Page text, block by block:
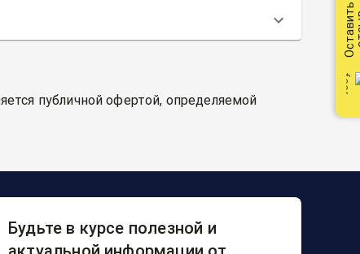
публичной офертой, определяемой
Будьте в курсе полезной и
Оставить